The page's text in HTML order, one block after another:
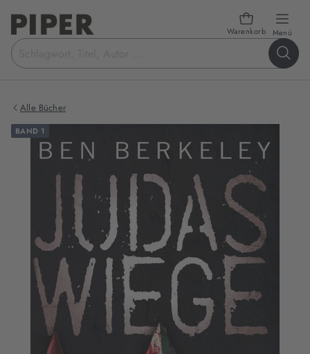
Warenkorb Menü
Suchbegriff
eingeben
Alle Bücher
BAND 1